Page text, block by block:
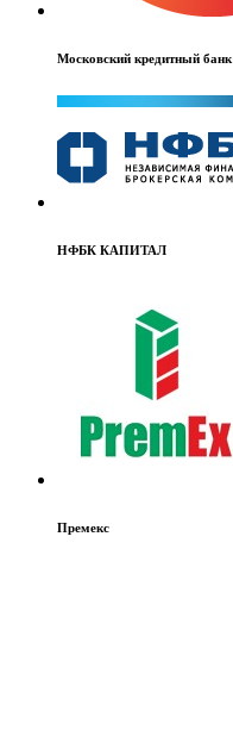
Московский кредитный банк
НФБК КАПИТАЛ